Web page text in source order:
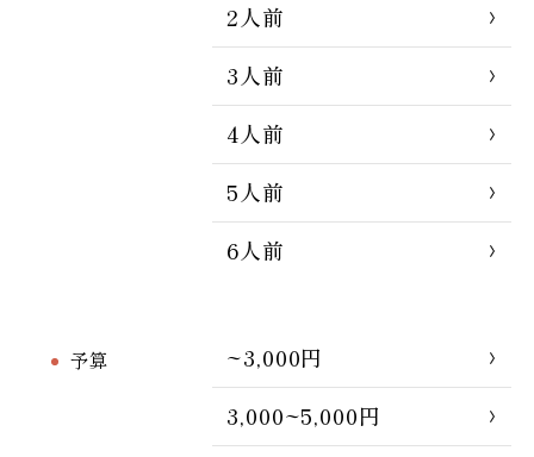
2人前
3人前
4人前
5人前
6人前
予算
~3,000円
3,000~5,000円